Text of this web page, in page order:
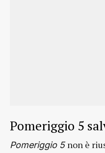
Pomeriggio 5
Pomeriggio 5non è